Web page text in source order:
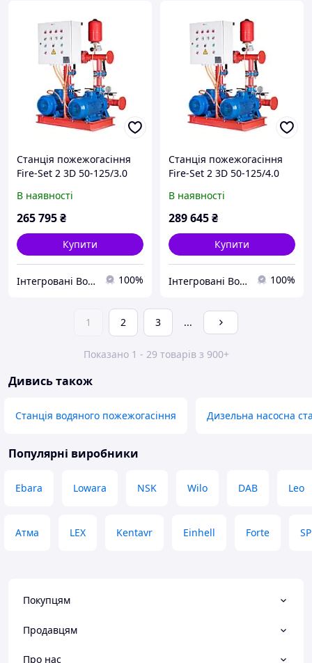
Станція пожежогасіння
Fire-Set 2 3D 50-125/3.0
(1роб+1рез)
Сертифікована ДСНС
В наявності
265 795₴
Купити
Інтегровані Водні Технології ТОВ 100%
Станція пожежогасіння
Fire-Set 2 3D 50-125/4.0
(1роб+1рез)
Сертифікована ДСНС
В наявності
289 645₴
Купити
Інтегровані Водні Технології ТОВ 100%
1 2 3 ...
Показано 1 - 29 товарів з 900+
Дивись також
Станція водяного пожежогасіння Дизельна насосна
Популярні виробники
Ebara Lowara NSK Wilo DAB Leo
Атма LEX Kentavr Einhell Forte
Покупцям
Продавцям
Про нас